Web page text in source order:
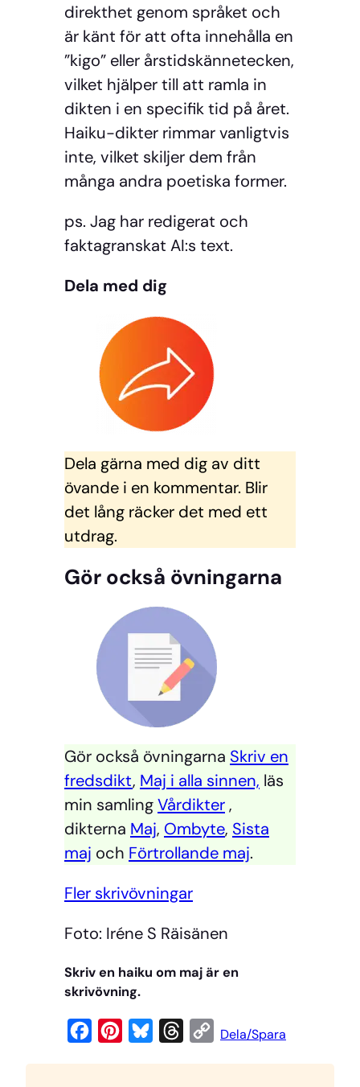
direkthet genom språket och
är känt för att ofta innehålla en
”kigo” eller årstidskännetecken,
vilket hjälper till att ramla in
dikten i en specifik tid på året.
Haiku-dikter rimmar vanligtvis
inte, vilket skiljer dem från
många andra poetiska former.
ps. Jag har redigerat och
faktagranskat AI:s text.
Dela med dig
Dela gärna med dig av ditt
övande i en kommentar. Blir
det lång räcker det med ett
utdrag.
Gör också övningarna
Gör också övningarna Skriv en
fredsdikt, Maj i alla sinnen, läs
min samlingVårdikter,
dikterna Maj, Ombyte, Sista
maj och Förtrollande maj.
Fler skrivövningar
Foto: Iréne S Räisänen
Skriv en haiku om maj är en
skrivövning.
CDela/Spara